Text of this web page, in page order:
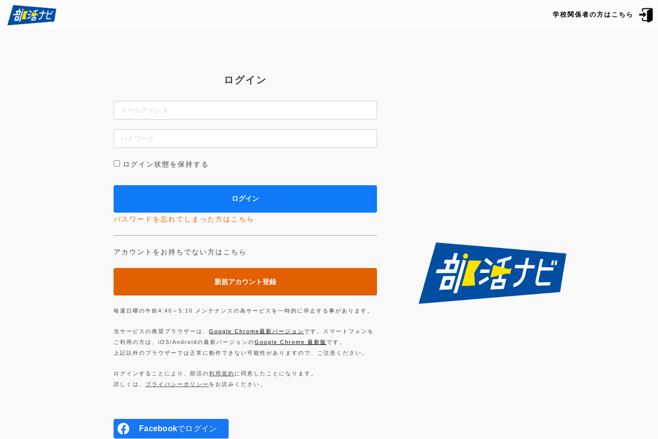
学校関係者の方はこちら
ログイン
ログイン状態を保持する
パスワードを忘れてしまった方はこちら
アカウントをお持ちでない方はこちら
新規アカウント登録
毎週日曜の午前4:40～5:10 メンテナンスの為サービスを一時的に停止する事があります。
当サービスの推奨ブラウザーは、 Google Chrome最新バージョン です。スマートフォンを
ご利用の方は、iOS/Androidの最新バージョンのGoogle Chrome 最新版 です。
上記以外のブラウザーでは正常に動作できない可能性がありますので、ご注意ください。
ログインすることにより、部活の利用規約 に同意したことになります。
詳しくは、 プライバシーポリシー をお読みください。
Facebookでログイン